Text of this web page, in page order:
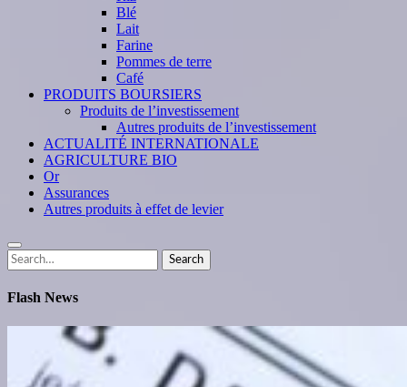
Blé
Lait
Farine
Pommes de terre
Café
PRODUITS BOURSIERS
Produits de l’investissement
Autres produits de l’investissement
ACTUALITÉ INTERNATIONALE
AGRICULTURE BIO
Or
Assurances
Autres produits à effet de levier
Search
for:
Search
Flash News